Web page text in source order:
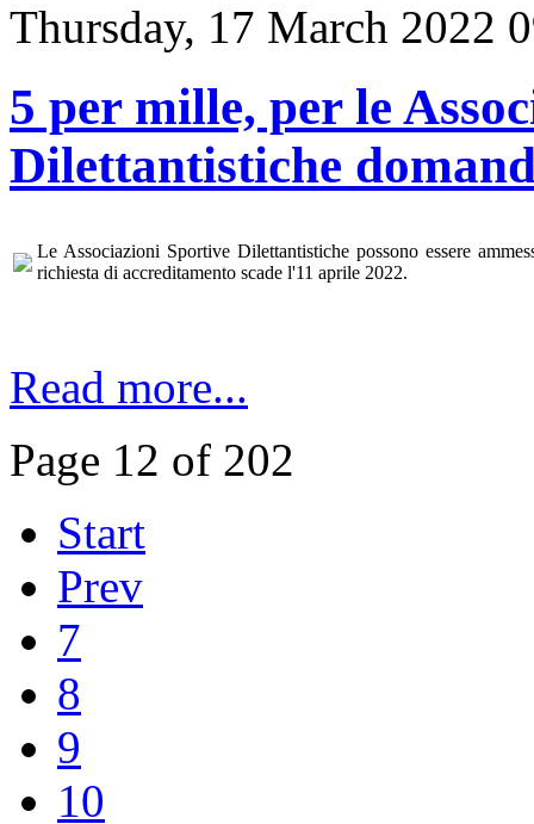
Thursday, 17 March 2022
5 per mille, per le
Dilettantistiche
Le Associazioni Sportive Dilettantistiche possono essere
richiesta di accreditamento scade l'11 aprile 2022.
Read more...
Page 12 of 202
Start
Prev
7
8
9
10